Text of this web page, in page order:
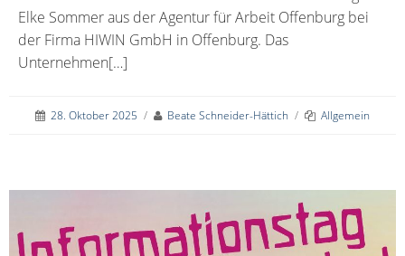
Elke Sommer aus der Agentur für Arbeit Offenburg bei
der Firma HIWIN GmbH in Offenburg. Das
Unternehmen[…]
28. Oktober 2025 / Beate Schneider-Hättich / Allgemein